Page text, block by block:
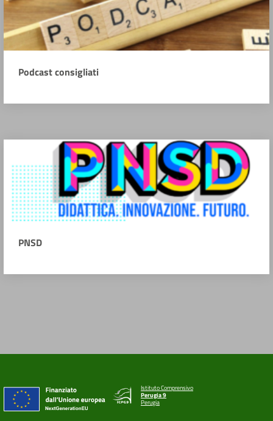
Podcast consigliati
PNSD
Istituto Comprensivo
Perugia 9
Perugia